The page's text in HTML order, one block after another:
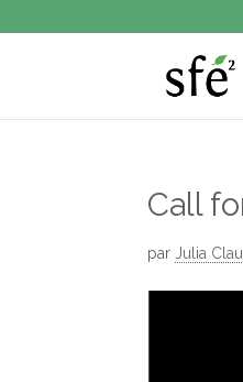
Call
par Julia